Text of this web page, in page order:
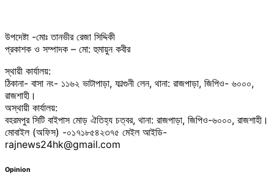
উপদেষ্টা -মোঃ তানভীর রেজা সিদ্দিকী
প্রকাশক ও সম্পাদক – মো: হুমায়ুন কবীর
স্থায়ী কার্যালয়:
ঠিকানা- বাসা নং- ১১৬২ ভাটাপাড়া, ফাল্গুনী লেন, থানা: রাজপাড়া, জিপিও- ৬০০০,
রাজশাহী।
অস্থায়ী কার্যালয়:
বহরমপুর সিটি বাইপাস মোড় ঐতিহ্য চত্বর, থানা: রাজপাড়া, জিপিও-৬০০০, রাজশাহী।
মোবাইল (অফিস) -০১৭১৮৫৪২৩৭৫ মেইল আইডি-
rajnews24hk@gmail.com
Opinion